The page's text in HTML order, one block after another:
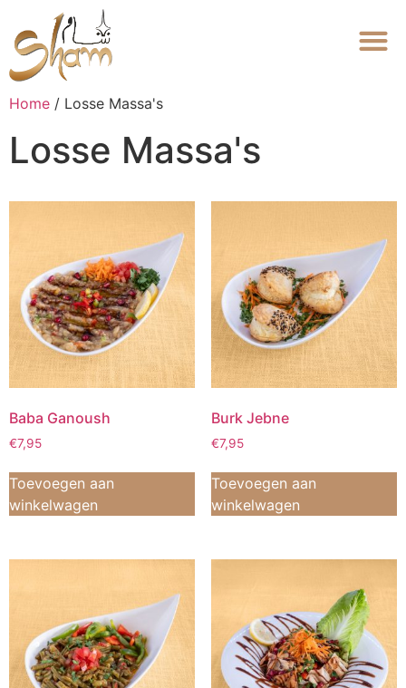
Home / Losse Massa's
Losse Massa's
Baba Ganoush
€7,95
Toevoegen aan
winkelwagen
Burk Jebne
€7,95
Toevoegen aan
winkelwagen